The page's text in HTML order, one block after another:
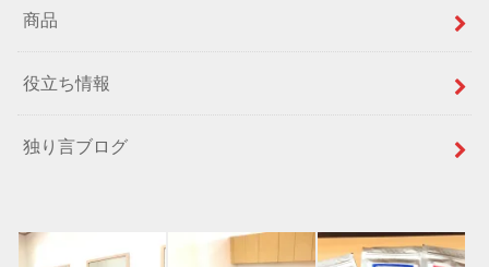
商品
役立ち情報
独り言ブログ